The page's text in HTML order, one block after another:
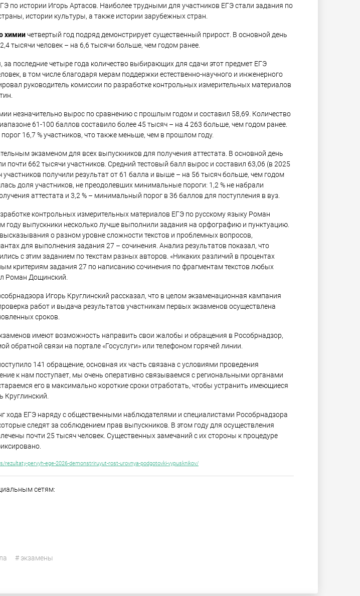
по истории Игорь Артасов. Наиболее трудными для участников ЕГЭ стали задания по
истории культуры, а также истории зарубежных стран.
химиичетвертый год подряд демонстрирует существенный прирост. В основной день
тысячи человек – на 6,6 тысячи больше, чем годом ранее.
за последние четыре года количество выбирающих для сдачи этот предмет ЕГЭ
в том числе благодаря мерам поддержки естественно-научного и инженерного
руководитель комиссии по разработке контрольных измерительных материалов
незначительно вырос по сравнению с прошлым годом и составил 58,69. Количество
61-100 баллов составило более 45 тысяч – на 4 263 больше, чем годом ранее.
16,7 % участников, что также меньше, чем в прошлом году.
экзаменом для всех выпускников для получения аттестата. В основной день
почти 662 тысячи участников. Средний тестовый балл вырос и составил 63,06 (в 2025
участников получили результат от 61 балла и выше – на 56 тысяч больше, чем годом
доля участников, не преодолевших минимальные пороги: 1,2 % не набрали
аттестата и 3,2 % – минимальный порог в 36 баллов для поступления в вуз.
контрольных измерительных материалов ЕГЭ по русскому языку Роман
году выпускники несколько лучше выполнили задания на орфографию и пунктуацию.
о разном уровне сложности текстов и проблемных вопросов,
для выполнения задания 27 – сочинения. Анализ результатов показал, что
с этим заданием по текстам разных авторов. «Никаких различий в процентах
критериям задания 27 по написанию сочинения по фрагментам текстов любых
Роман Дощинский.
Игорь Круглинский рассказал, что в целом экзаменационная кампания
работ и выдача результатов участникам первых экзаменов осуществлена
сроков.
имеют возможность направить свои жалобы и обращения в Рособрнадзор,
обратной связи на портале «Госуслуги» или телефоном горячей линии.
141 обращение, основная их часть связана с условиями проведения
к нам поступает, мы очень оперативно связываемся с региональными органами
его в максимально короткие сроки отработать, чтобы устранить имеющиеся
Круглинский.
хода ЕГЭ наряду с общественными наблюдателями и специалистами Рособрнадзора
следят за соблюдением прав выпускников. В этом году для осуществления
почти 25 тысяч человек. Существенных замечаний с их стороны к процедуре
rezultaty-pervyh-ege-2026-demonstriruyut-rost-urovnya-podgotovki-vypusknikov/
сетям:
# экзамены